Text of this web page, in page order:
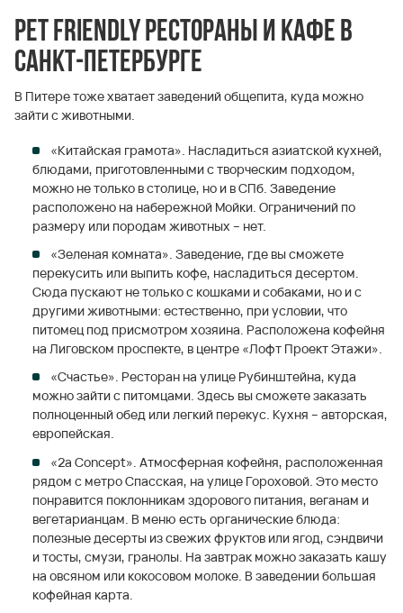
Pet friendly рестораны и кафе в
Санкт-Петербурге
В Питере тоже хватает заведений общепита, куда можно
зайти с животными.
«Китайская грамота». Насладиться азиатской кухней,
блюдами, приготовленными с творческим подходом,
можно не только в столице, но и в СПб. Заведение
расположено на набережной Мойки. Ограничений по
размеру или породам животных – нет.
«Зеленая комната». Заведение, где вы сможете
перекусить или выпить кофе, насладиться десертом.
Сюда пускают не только с кошками и собаками, но и с
другими животными: естественно, при условии, что
питомец под присмотром хозяина. Расположена кофейня
на Лиговском проспекте, в центре «Лофт Проект Этажи».
«Счастье». Ресторан на улице Рубинштейна, куда
можно зайти с питомцами. Здесь вы сможете заказать
полноценный обед или легкий перекус. Кухня – авторская,
европейская.
«2a Concept». Атмосферная кофейня, расположенная
рядом с метро Спасская, на улице Гороховой. Это место
понравится поклонникам здорового питания, веганам и
вегетарианцам. В меню есть органические блюда:
полезные десерты из свежих фруктов или ягод, сэндвичи
и тосты, смузи, гранолы. На завтрак можно заказать кашу
на овсяном или кокосовом молоке. В заведении большая
кофейная карта.